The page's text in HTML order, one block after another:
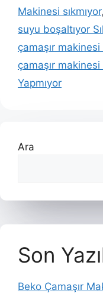
Makinesi sıkmıyor,
suyu boşaltıyor
çamaşır
çamaşır
Yapmıyor
Ara
Son
Beko Çamaşır